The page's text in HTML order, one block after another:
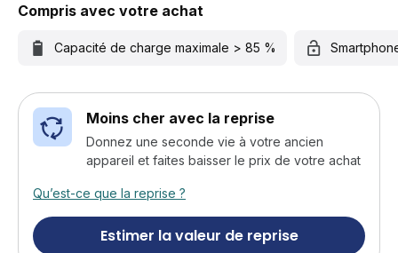
Compris avec votre achat
Capacité de charge maximale > 85 %
Moins cher avec la reprise
Donnez une seconde vie à votre ancien
appareil et faites baisser le prix de votre achat
Qu’est-ce que la reprise ?
Estimer la valeur de reprise